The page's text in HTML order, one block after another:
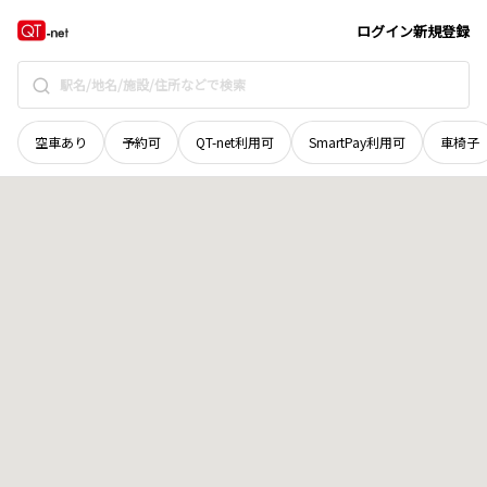
ログイン新規登録
空車あり 予約可 QT-net利用可 SmartPay利用可 車椅子
北海道